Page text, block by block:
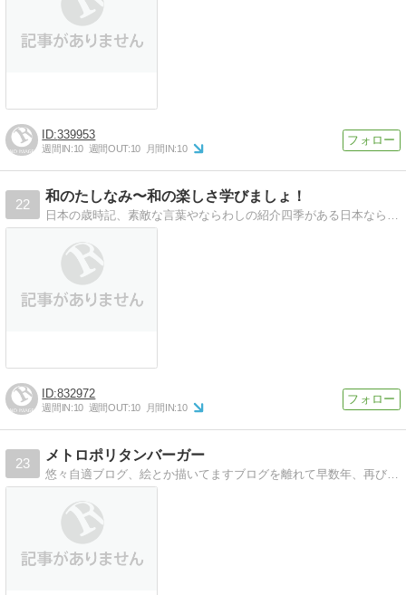
339953
週間IN:10 週間OUT:10 月間IN:10
22
和のたしなみ〜和の楽しさ学びましょ！
日本の歳時記、素敵な言葉やならわしの紹介四季がある日本ならではの風習や伝説、祭りや行事、遊びや習わしを、勉強します！
832972
週間IN:10 週間OUT:10 月間IN:10
23
メトロポリタンバーガー
悠々自適ブログ、絵とか描いてますブログを離れて早数年、再び戻ってまいりました、夢はフリーのデザイナー